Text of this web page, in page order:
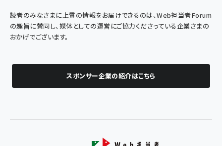
読者のみなさまに上質の情報をお届けできるのは、Web担当者Forum
の趣旨に賛同し、媒体としての運営にご協力くださっている企業さまの
おかげでございます。
スポンサー企業の紹介はこちら